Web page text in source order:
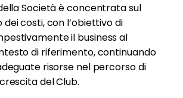
Società è concentrata sul
costi, con l’obiettivo di
il business al
di riferimento, continuando
risorse nel percorso di
del Club.